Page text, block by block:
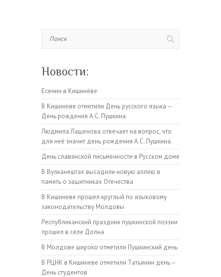
Новости:
Есенин в Кишинёве
В Кишиневе отметили День русского языка –
День рождения А.С. Пушкина
Людмила Лащенова отвечает на вопрос, что
для неё значит день рождения А.С. Пушкина.
День славянской письменности в Русском доме
В Вулканештах высадили новую аллею в
память о защитниках Отечества
В Кишиневе прошел круглый по языковому
законодательству Молдовы
Республиканский праздник пушкинской поэзии
прошел в селе Долна
В Молдове широко отметили Пушкинский день
В РЦНК в Кишиневе отметили Татьянин день –
День студентов